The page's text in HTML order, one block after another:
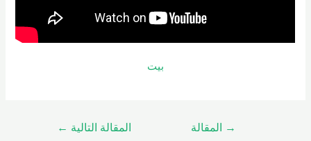
بيت
→
المقالة
المقالة التالية ←